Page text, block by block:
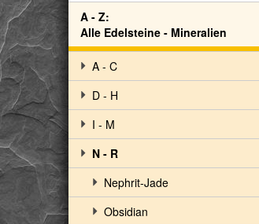
A - Z:
Alle Edelsteine - Mineralien
A - C
D - H
I - M
N - R
Nephrit-Jade
Obsidian